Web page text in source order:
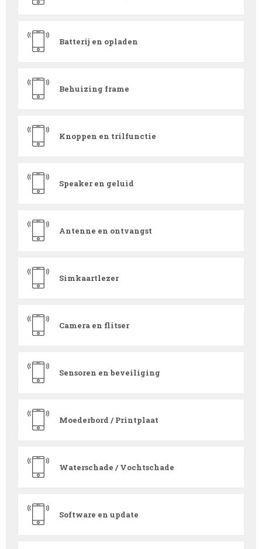
Batterij en opladen
Behuizing frame
Knoppen en trilfunctie
Speaker en geluid
Antenne en ontvangst
Simkaartlezer
Camera en flitser
Sensoren en beveiliging
Moederbord / Printplaat
Waterschade / Vochtschade
Software en update